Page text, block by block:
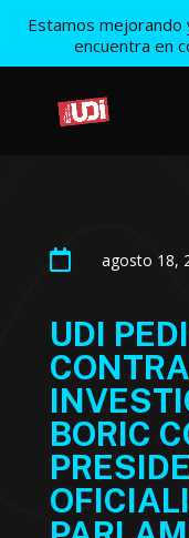
Estamos
encuentra en
 agosto 18,
UDI
BORIC